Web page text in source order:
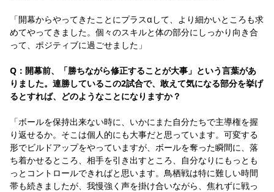
「開幕からやってきたことにプラスαして、より細かいところも求
めてやってきました。個々のスキルと体の部分にしっかり向き合
って、ポジティブに過ごせました」
Q：開幕前、「勝ちながら修正することが大事」という言葉があ
りました。連勝しているこの2試合で、敢えて気になる部分を挙げ
るとすれば、どのようなことになりますか？
「ボールを保持出来ない時に、いかにまた自分たちで主導権を握
り返せるか。そこは個人的にも大事だと思っています。可変する
形でビルドアップをやっていますが、ボールを奪った瞬間に、落
ち着かせるところ、相手を引き出すところ、自分なりにもっとも
っとコントロールできればと思います。鳥栖戦は特に難しい時間
帯も続きましたが、我慢強く声を掛け合いながら、焦れずに戦っ